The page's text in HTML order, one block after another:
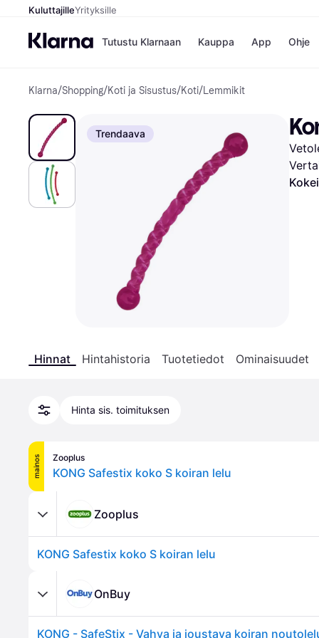
KuluttajilleYrityksille
Tutustu Klarnaan Kauppa
Gigantti
H&M
Peten
Wolt
App Ohje
Klarna/Shopping/Koti ja Sisustus/Koti/Lemmikit
Trendaava
Hinnat Hintahistoria Tuotetiedot Ominaisuudet
Hinta sis. toimituksen
mainos Zooplus
KONG Safestix koko S koiran lelu
Zooplus
KONG Safestix koko S koiran lelu
OnBuy